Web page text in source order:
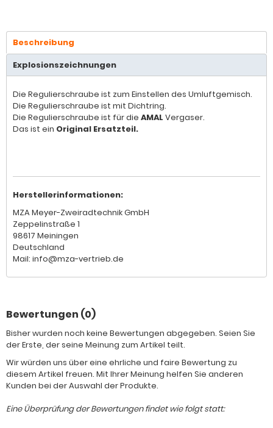
Beschreibung
Explosionszeichnungen
Die Regulierschraube ist zum Einstellen des Umluftgemisch.
Die Regulierschraube ist mit Dichtring.
Die Regulierschraube ist für die AMAL Vergaser.
Das ist ein Original Ersatzteil.
Herstellerinformationen:
MZA Meyer-Zweiradtechnik GmbH
Zeppelinstraße 1
98617 Meiningen
Deutschland
Mail: info@mza-vertrieb.de
Bewertungen (0)
Bisher wurden noch keine Bewertungen abgegeben. Seien Sie
der Erste, der seine Meinung zum Artikel teilt.
Wir würden uns über eine ehrliche und faire Bewertung zu
diesem Artikel freuen. Mit Ihrer Meinung helfen Sie anderen
Kunden bei der Auswahl der Produkte.
Eine Überprüfung der Bewertungen findet wie folgt statt: